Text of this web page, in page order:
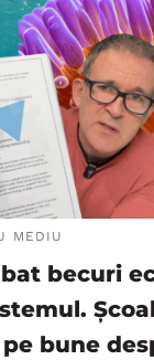
MEDIU
becuri
bune